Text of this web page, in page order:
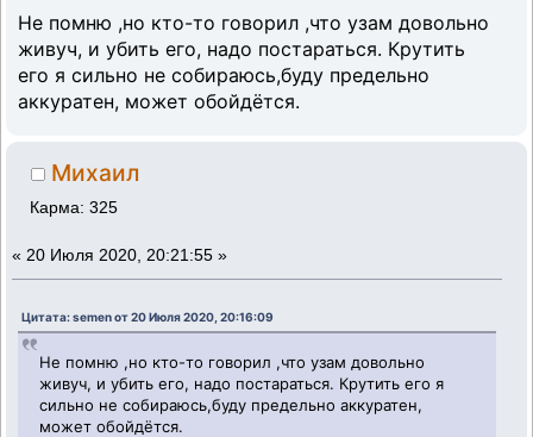
Не помню ,но кто-то говорил ,что узам довольно
живуч, и убить его, надо постараться. Крутить
его я сильно не собираюсь,буду предельно
аккуратен, может обойдётся.
Михаил
Карма: 325
« 20 Июля 2020, 20:21:55 »
Цитата: semen от 20 Июля 2020, 20:16:09
Не помню ,но кто-то говорил ,что узам довольно
живуч, и убить его, надо постараться. Крутить его я
сильно не собираюсь,буду предельно аккуратен,
может обойдётся.